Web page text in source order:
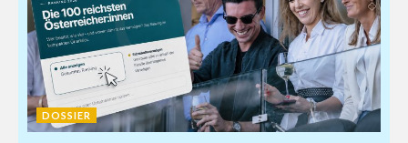
DOSSIER